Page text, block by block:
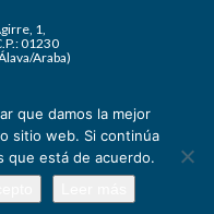
1,
01230
Araba)
que damos la mejor
sitio web. Si continúa
que está de acuerdo.